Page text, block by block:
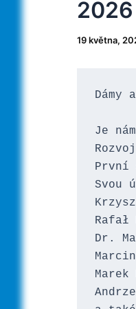
2026
19 května,
Dámy
Je
První
Svou
Dr.